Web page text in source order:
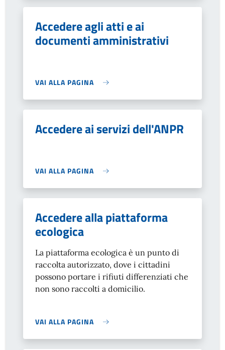
Accedere agli atti e ai
documenti amministrativi
VAI ALLA PAGINA
Accedere ai servizi dell'ANPR
VAI ALLA PAGINA
Accedere alla piattaforma
ecologica
La piattaforma ecologica è un punto di
raccolta autorizzato, dove i cittadini
possono portare i rifiuti differenziati che
non sono raccolti a domicilio.
VAI ALLA PAGINA